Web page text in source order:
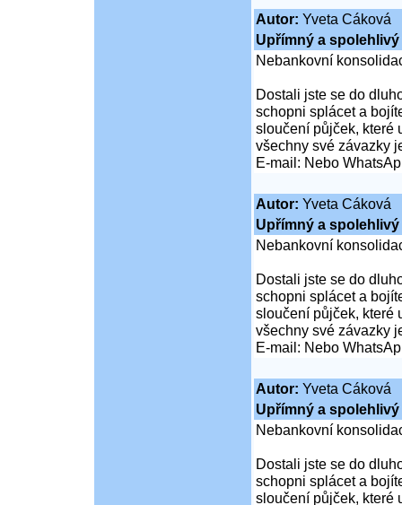
Autor: Yveta Cáková
Upřímný a
Nebankovní
Dostali jste se do
schopni splácet a
sloučení půjček, které
všechny své závazky
E-mail: Nebo
Autor: Yveta Cáková
Upřímný a
Nebankovní
Dostali jste se do
schopni splácet a
sloučení půjček, které
všechny své závazky
E-mail: Nebo
Autor: Yveta Cáková
Upřímný a
Nebankovní
Dostali jste se do
schopni splácet a
sloučení půjček, které